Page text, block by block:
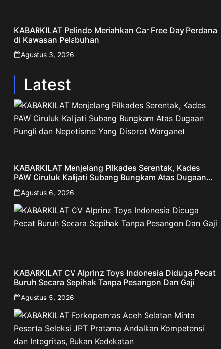
KABARKILAT Pelindo Meriahkan Car Free Day Perdana
di Kawasan Pelabuhan
Agustus 3, 2026
Latest
KABARKILAT Menjelang Pilkades Serentak, Kades
PAW Ciruluk Kalijati Subang Bungkam Atas Dugaan
Pungli dan Nepotisme Yang Disorot Warganet
Agustus 6, 2026
KABARKILAT CV Alprinz Toys Indonesia Diduga Pecat
Buruh Secara Sepihak Tanpa Pesangon Dan Gaji
Agustus 5, 2026